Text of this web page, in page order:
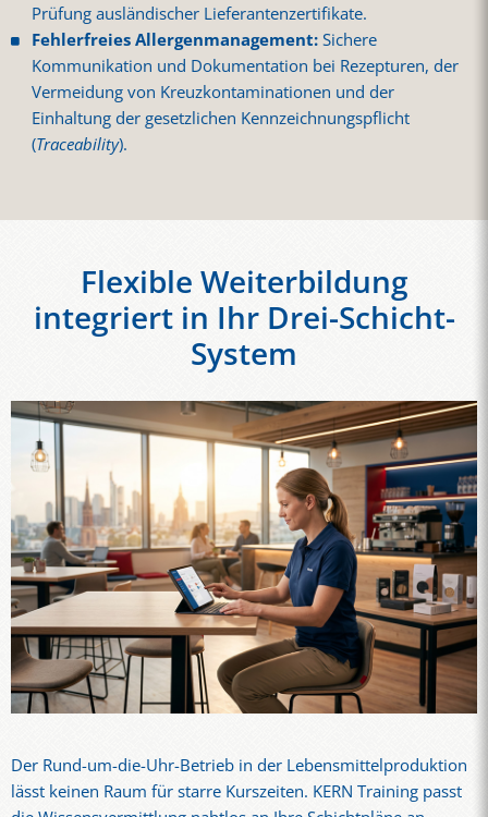
Prüfung ausländischer Lieferantenzertifikate.
Fehlerfreies Allergenmanagement:Sichere
Kommunikation und Dokumentation bei Rezepturen, der
Vermeidung von Kreuzkontaminationen und der
Einhaltung der gesetzlichen Kennzeichnungspflicht
(Traceability).
Flexible Weiterbildung
integriert in Ihr Drei-Schicht-
System
Der Rund-um-die-Uhr-Betrieb in der Lebensmittelproduktion
lässt keinen Raum für starre Kurszeiten. KERN Training passt